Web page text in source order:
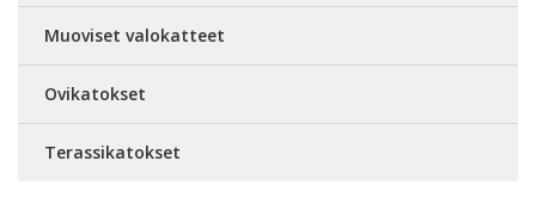
Muoviset valokatteet
Ovikatokset
Terassikatokset